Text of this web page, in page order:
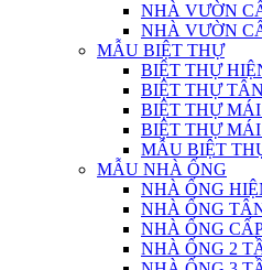
NHÀ VƯỜN
NHÀ VƯỜN
MẪU BIỆT THỰ
BIỆT THỰ
BIỆT THỰ
BIỆT THỰ
BIỆT THỰ
MẪU BIỆT
MẪU NHÀ ỐNG
NHÀ ỐNG
NHÀ ỐNG
NHÀ ỐNG
NHÀ ỐNG 2